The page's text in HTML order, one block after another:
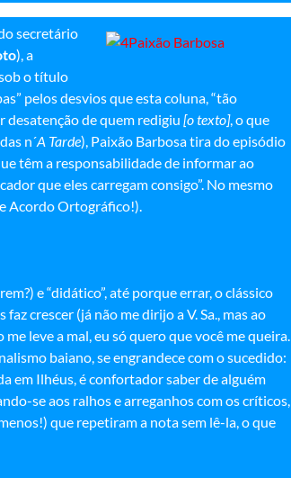
secretário
), a
o título
pelos desvios que esta coluna, “tão
desatenção de quem redigiu [o texto], o que
n´A Tarde), Paixão Barbosa tira do episódio
têm a responsabilidade de informar ao
que eles carregam consigo”. No mesmo
Acordo Ortográfico!).
e “didático”, até porque errar, o clássico
crescer (já não me dirijo a V. Sa., mas ao
leve a mal, eu só quero que você me queira.
baiano, se engrandece com o sucedido:
em Ilhéus, é confortador saber de alguém
se aos ralhos e arreganhos com os críticos,
que repetiram a nota sem lê-la, o que